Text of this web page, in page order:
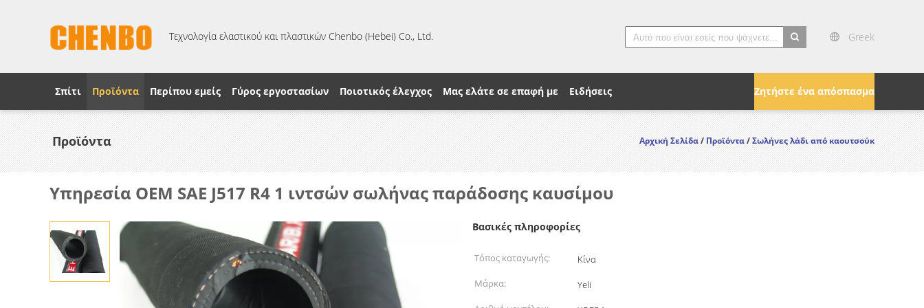
Τεχνολογία ελαστικού και πλαστικών Chenbo (Hebei) Co., Ltd.
Greek
Ζητήστε ένα απόσπασμα
Σπίτι Προϊόντα Περίπου εμείς Γύρος εργοστασίων Ποιοτικός έλεγχος Μας ελάτε σε επαφή με Ειδήσεις
Προϊόντα Αρχική Σελίδα/Προϊόντα/Σωλήνες λάδι από καουτσούκ
Υπηρεσία OEM SAE J517 R4 1 ιντσών σωλήνας παράδοσης καυσίμου
Βασικές πληροφορίες
Τόπος καταγωγής:
Κίνα
Μάρκα:
Yeli